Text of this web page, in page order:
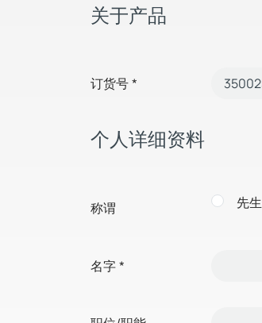
关于产品
订货号*
个人详细资料
称谓 先生
名字*